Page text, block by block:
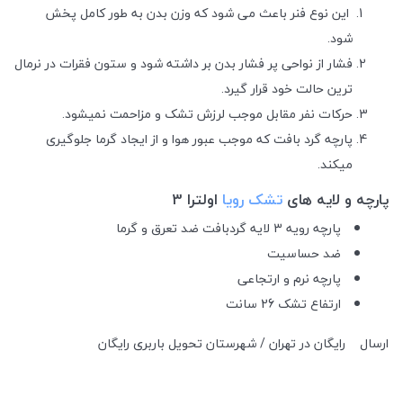
این نوع فنر باعث می شود که وزن بدن به طور کامل پخش
شود.
فشار از نواحی پر فشار بدن بر داشته شود و ستون فقرات در نرمال
ترین حالت خود قرار گیرد.
حرکات نفر مقابل موجب لرزش تشک و مزاحمت نمیشود.
پارچه گرد بافت که موجب عبور هوا و از ایجاد گرما جلوگیری
میکند.
پارچه و لایه های تشک رویا اولترا 3
پارچه رویه 3 لایه گردبافت ضد تعرق و گرما
ضد حساسیت
پارچه نرم و ارتجاعی
ارتفاع تشک 26 سانت
ارسال
رایگان در تهران / شهرستان تحویل باربری رایگان